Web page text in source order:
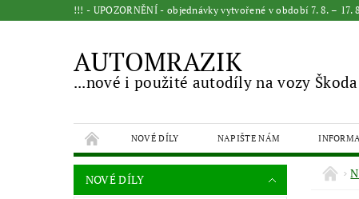
!!! - UPOZORNĚNÍ - objednávky vytvořené v období 7. 8. –
AUTOMRAZIK
...nové i použité autodíly na vozy Škoda
NOVÉ DÍLY NAPIŠTE NÁM
NOVÉ DÍLY